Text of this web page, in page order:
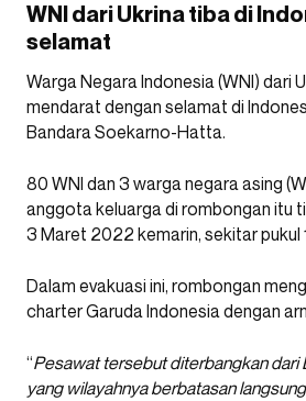
WNI dari Ukrina tiba di
selamat
Warga Negara Indonesia (WNI) dari
mendarat dengan selamat di
Bandara Soekarno-Hatta.
80 WNI dan 3 warga negara asing
anggota keluarga di rombongan itu
3 Maret 2022 kemarin, sekitar pukul
Dalam evakuasi ini, rombongan
charter Garuda Indonesia dengan
“Pesawat tersebut diterbangkan dari
yang wilayahnya berbatasan